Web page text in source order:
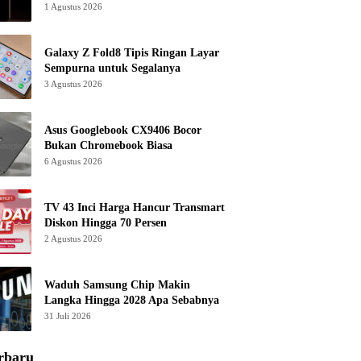
1 Agustus 2026
Galaxy Z Fold8 Tipis Ringan Layar
Sempurna untuk Segalanya
3 Agustus 2026
Asus Googlebook CX9406 Bocor
Bukan Chromebook Biasa
6 Agustus 2026
TV 43 Inci Harga Hancur Transmart
Diskon Hingga 70 Persen
2 Agustus 2026
Waduh Samsung Chip Makin
Langka Hingga 2028 Apa Sebabnya
31 Juli 2026